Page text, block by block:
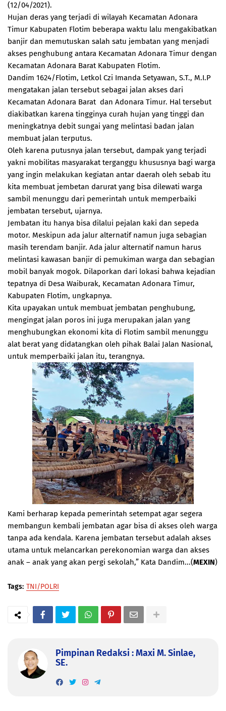
(12/04/2021).
Hujan deras yang terjadi di wilayah Kecamatan Adonara
Timur Kabupaten Flotim beberapa waktu lalu mengakibatkan
banjir dan memutuskan salah satu jembatan yang menjadi
akses penghubung antara Kecamatan Adonara Timur dengan
Kecamatan Adonara Barat Kabupaten Flotim.
Dandim 1624/Flotim, Letkol Czi Imanda Setyawan, S.T., M.I.P
mengatakan jalan tersebut sebagai jalan akses dari
Kecamatan Adonara Barat dan Adonara Timur. Hal tersebut
diakibatkan karena tingginya curah hujan yang tinggi dan
meningkatnya debit sungai yang melintasi badan jalan
membuat jalan terputus.
Oleh karena putusnya jalan tersebut, dampak yang terjadi
yakni mobilitas masyarakat terganggu khususnya bagi warga
yang ingin melakukan kegiatan antar daerah oleh sebab itu
kita membuat jembetan darurat yang bisa dilewati warga
sambil menunggu dari pemerintah untuk memperbaiki
jembatan tersebut, ujarnya.
Jembatan itu hanya bisa dilalui pejalan kaki dan sepeda
motor. Meskipun ada jalur alternatif namun juga sebagian
masih terendam banjir. Ada jalur alternatif namun harus
melintasi kawasan banjir di pemukiman warga dan sebagian
mobil banyak mogok. Dilaporkan dari lokasi bahwa kejadian
tepatnya di Desa Waiburak, Kecamatan Adonara Timur,
Kabupaten Flotim, ungkapnya.
Kita upayakan untuk membuat jembatan penghubung,
mengingat jalan poros ini juga merupakan jalan yang
menghubungkan ekonomi kita di Flotim sambil menunggu
alat berat yang didatangkan oleh pihak Balai Jalan Nasional,
untuk memperbaiki jalan itu, terangnya.
Kami berharap kepada pemerintah setempat agar segera
membangun kembali jembatan agar bisa di akses oleh warga
tanpa ada kendala. Karena jembatan tersebut adalah akses
utama untuk melancarkan perekonomian warga dan akses
anak – anak yang akan pergi sekolah,” Kata Dandim...(MEXIN)
Tags: TNI/POLRI
Pimpinan Redaksi : Maxi M. Sinlae,
SE.